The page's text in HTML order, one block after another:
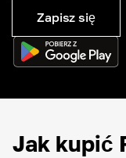
Zapisz się
Jak kupić